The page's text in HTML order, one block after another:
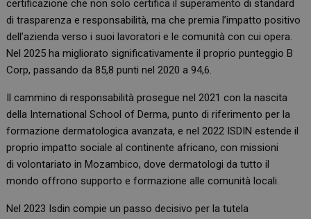
certificazione che non solo certifica il superamento di standard
di trasparenza e responsabilità, ma che premia l’impatto positivo
dell’azienda verso i suoi lavoratori e le comunità con cui opera.
Nel 2025 ha migliorato significativamente il proprio punteggio B
Corp, passando da 85,8 punti nel 2020 a 94,6.
Il cammino di responsabilità prosegue nel 2021 con la nascita
della International School of Derma, punto di riferimento per la
formazione dermatologica avanzata, e nel 2022 ISDIN estende il
proprio impatto sociale al continente africano, con missioni
di volontariato in Mozambico, dove dermatologi da tutto il
mondo offrono supporto e formazione alle comunità locali.
Nel 2023 Isdin compie un passo decisivo per la tutela